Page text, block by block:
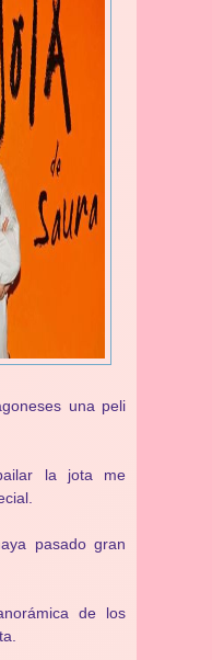
una peli
la jota me
pasado gran
de los